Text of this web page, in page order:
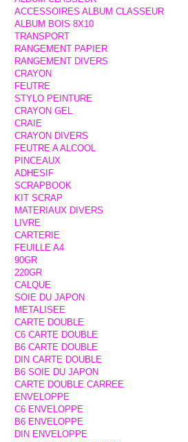
ACCESSOIRES ALBUM CLASSEUR
ALBUM BOIS 8X10
TRANSPORT
RANGEMENT PAPIER
RANGEMENT DIVERS
CRAYON
FEUTRE
STYLO PEINTURE
CRAYON GEL
CRAIE
CRAYON DIVERS
FEUTRE A ALCOOL
PINCEAUX
ADHESIF
SCRAPBOOK
KIT SCRAP
MATERIAUX DIVERS
LIVRE
CARTERIE
FEUILLE A4
90GR
220GR
CALQUE
SOIE DU JAPON
METALISEE
CARTE DOUBLE
C6 CARTE DOUBLE
B6 CARTE DOUBLE
DIN CARTE DOUBLE
B6 SOIE DU JAPON
CARTE DOUBLE CARREE
ENVELOPPE
C6 ENVELOPPE
B6 ENVELOPPE
DIN ENVELOPPE